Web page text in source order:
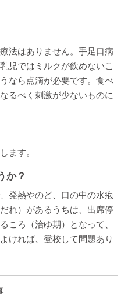
法はありません。手足口病
児ではミルクが飲めないこ
なら点滴が必要です。食べ
るべく刺激が少ないものに
ます。
か？
発熱やのど、口の中の水疱
れ）があるうちは、出席停
ころ（治ゆ期）となって、
ければ、登校して問題あり